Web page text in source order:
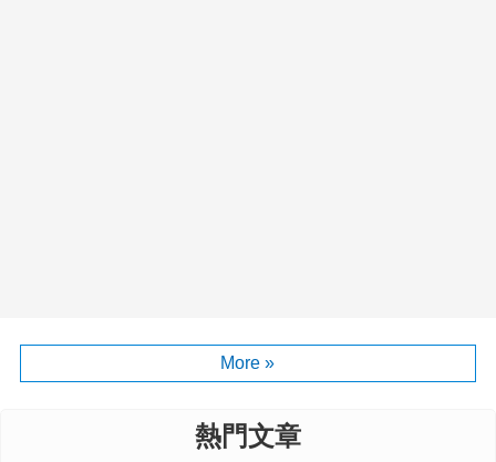
More »
熱門文章